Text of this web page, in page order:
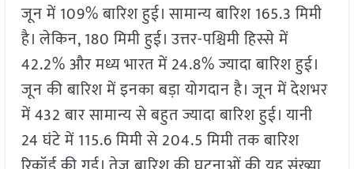
जून में 109% बारिश हुई। सामान्य बारिश 165.3 मिमी
है। लेकिन, 180 मिमी हुई। उत्तर-पश्चिमी हिस्से में
42.2% और मध्य भारत में 24.8% ज्यादा बारिश हुई।
जून की बारिश में इनका बड़ा योगदान है। जून में देशभर
में 432 बार सामान्य से बहुत ज्यादा बारिश हुई। यानी
24 घंटे में 115.6 मिमी से 204.5 मिमी तक बारिश